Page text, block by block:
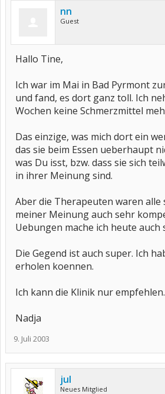
nn
Guest
Hallo Tine,
Ich war im Mai in Bad Pyrmont
und fand, es dort ganz toll. Ich
Wochen keine Schmerzmittel
Das einzige, was mich dort ein
das sie beim Essen ueberhaupt
was Du isst, bzw. dass sie sich
in ihrer Meinung sind.
Aber die Therapeuten waren
meiner Meinung auch sehr
Uebungen mache ich heute auch
Die Gegend ist auch super. Ich
erholen koennen.
Ich kann die Klinik nur empfehlen.
Nadja
9. Juli 2003
jul
Neues Mitglied